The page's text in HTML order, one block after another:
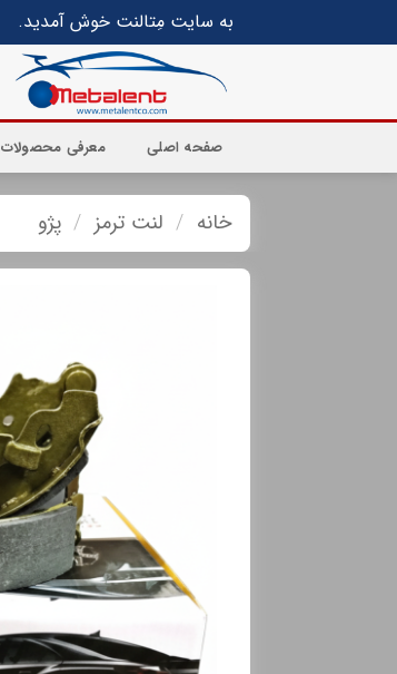
to
به سایت مِتالنت خوش آمدید.
صفحه اصلی معرفی محصولات
خانه / لنت ترمز / پژو